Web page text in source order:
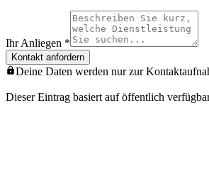
Ihr Anliegen *
Kontakt anfordern
Deine Daten werden nur zur
Dieser Eintrag basiert auf öffentlich